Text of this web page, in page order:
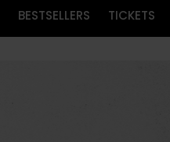
BESTSELLERS TICKETS